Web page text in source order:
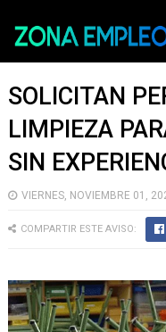
SOLICITAN
LIMPIEZA
SIN
VIERNES, NOVIEMBRE 01,
COMPARTIR ESTE AVISO: